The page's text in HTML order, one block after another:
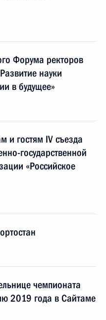
Форума ректоров
науки
в будущее»
и гостям IV съезда
государственной
«Российское
чемпионата
2019 года в Сайтаме